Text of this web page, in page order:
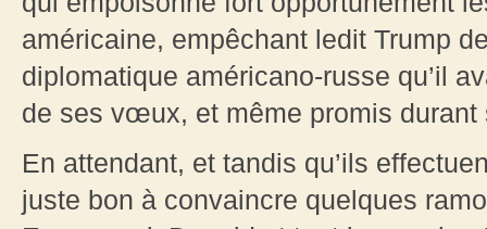
américaine, empêchant ledit Trump
diplomatique américano-russe qu’il
de ses vœux, et même promis durant
En attendant, et tandis qu’ils
juste bon à convaincre quelques